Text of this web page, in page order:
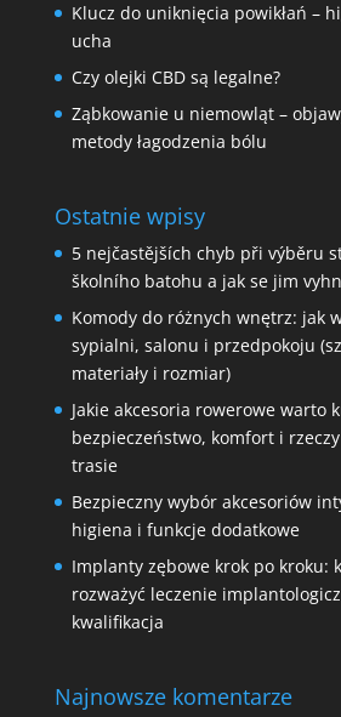
Klucz do uniknięcia powikłań –
ucha
Czy olejki CBD są legalne?
Ząbkowanie u niemowląt –
metody łagodzenia bólu
Ostatnie wpisy
5 nejčastějších chyb při výběru
školního batohu a jak se jim
Komody do różnych wnętrz: jak
sypialni, salonu i przedpokoju
materiały i rozmiar)
Jakie akcesoria rowerowe warto
bezpieczeństwo, komfort i
trasie
Bezpieczny wybór akcesoriów
higiena i funkcje dodatkowe
Implanty zębowe krok po kroku:
rozważyć leczenie
kwalifikacja
Najnowsze komentarze